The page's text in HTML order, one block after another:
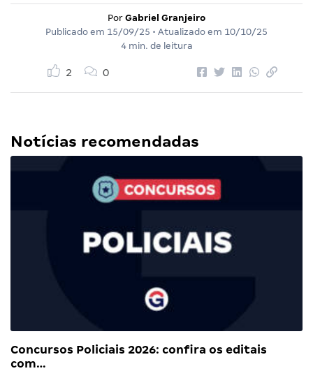
Por Gabriel Granjeiro
Publicado em 15/09/25 • Atualizado em 10/10/25
4 min. de leitura
2 0
Notícias recomendadas
Concursos Policiais 2026: confira os editais
com…